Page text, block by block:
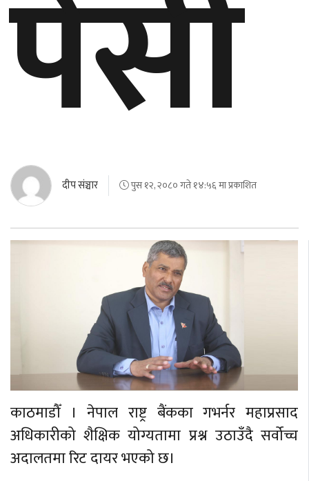
पेसी
दीप संञ्चार पुस १२, २०८० गते १४:५६ मा प्रकाशित
काठमाडौँ । नेपाल राष्ट्र बैंकका गभर्नर महाप्रसाद
अधिकारीको शैक्षिक योग्यतामा प्रश्न उठाउँदै सर्वोच्च
अदालतमा रिट दायर भएको छ।